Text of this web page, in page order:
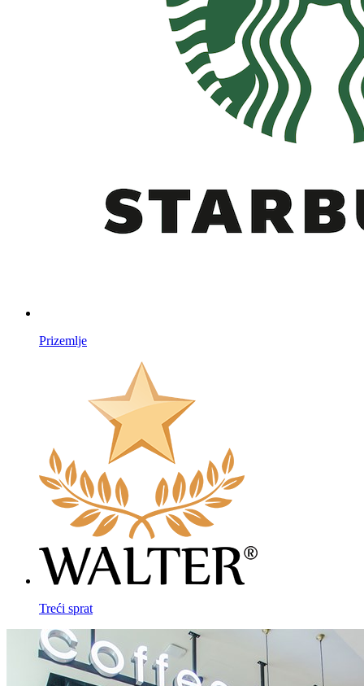
Prizemlje
Treći sprat